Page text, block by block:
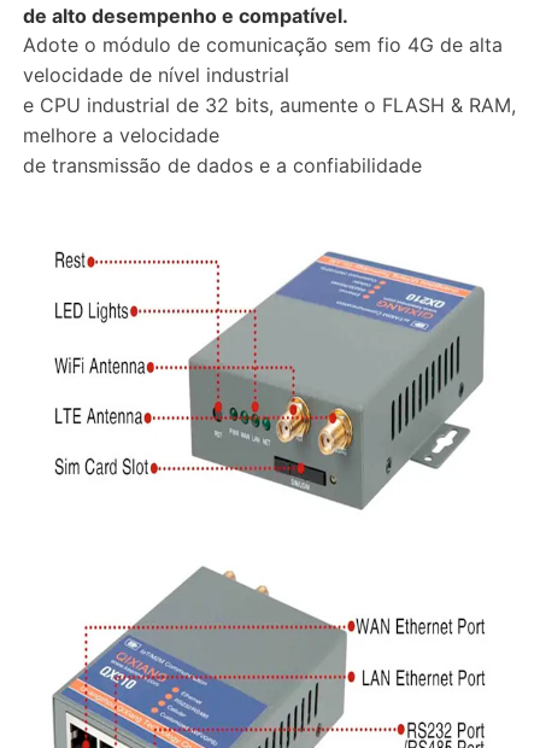
de alto desempenho e compatível.
Adote o módulo de comunicação sem fio 4G de alta
velocidade de nível industrial
e CPU industrial de 32 bits, aumente o FLASH & RAM,
melhore a velocidade
de transmissão de dados e a confiabilidade